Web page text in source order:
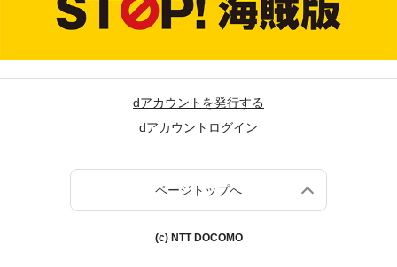
dアカウントを発行する
dアカウントログイン
ページトップへ
(c) NTT DOCOMO